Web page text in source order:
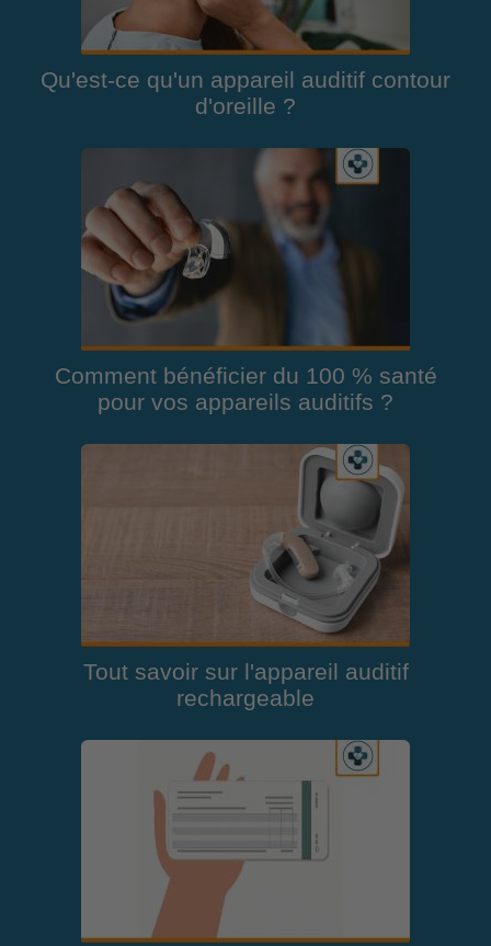
Qu'est-ce qu'un appareil auditif contour
d'oreille ?
Comment bénéficier du 100 % santé
pour vos appareils auditifs ?
Tout savoir sur l'appareil auditif
rechargeable